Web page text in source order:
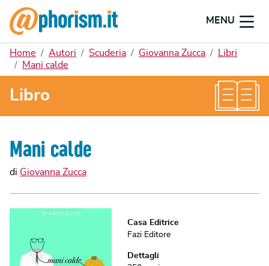
MENU
Home Autori Scuderia Giovanna Zucca
Libri
Mani calde
Libro
Mani calde
di Giovanna Zucca
Casa Editrice
Fazi Editore
Dettagli